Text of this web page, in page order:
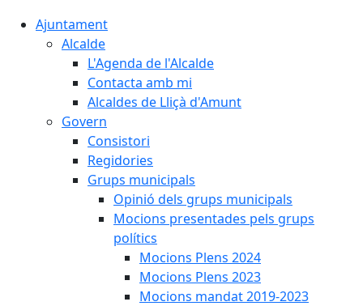
Ajuntament
Alcalde
L'Agenda de l'Alcalde
Contacta amb mi
Alcaldes de Lliçà d'Amunt
Govern
Consistori
Regidories
Grups municipals
Opinió dels grups municipals
Mocions presentades pels grups
polítics
Mocions Plens 2024
Mocions Plens 2023
Mocions mandat 2019-2023